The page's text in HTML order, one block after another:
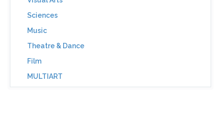
Sciences
Music
Theatre & Dance
Film
MULTIART